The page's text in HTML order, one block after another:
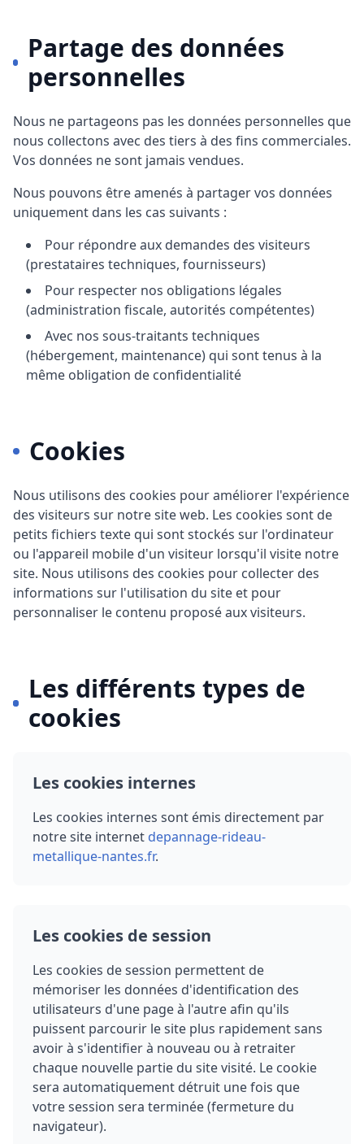
Partage des données
personnelles
Nous ne partageons pas les données personnelles que
nous collectons avec des tiers à des fins commerciales.
Vos données ne sont jamais vendues.
Nous pouvons être amenés à partager vos données
uniquement dans les cas suivants :
Pour répondre aux demandes des visiteurs
(prestataires techniques, fournisseurs)
Pour respecter nos obligations légales
(administration fiscale, autorités compétentes)
Avec nos sous-traitants techniques
(hébergement, maintenance) qui sont tenus à la
même obligation de confidentialité
Cookies
Nous utilisons des cookies pour améliorer l'expérience
des visiteurs sur notre site web. Les cookies sont de
petits fichiers texte qui sont stockés sur l'ordinateur
ou l'appareil mobile d'un visiteur lorsqu'il visite notre
site. Nous utilisons des cookies pour collecter des
informations sur l'utilisation du site et pour
personnaliser le contenu proposé aux visiteurs.
Les différents types de
cookies
Les cookies internes
Les cookies internes sont émis directement par
notre site internet depannage-rideau-
metallique-nantes.fr.
Les cookies de session
Les cookies de session permettent de
mémoriser les données d'identification des
utilisateurs d'une page à l'autre afin qu'ils
puissent parcourir le site plus rapidement sans
avoir à s'identifier à nouveau ou à retraiter
chaque nouvelle partie du site visité. Le cookie
sera automatiquement détruit une fois que
votre session sera terminée (fermeture du
navigateur).